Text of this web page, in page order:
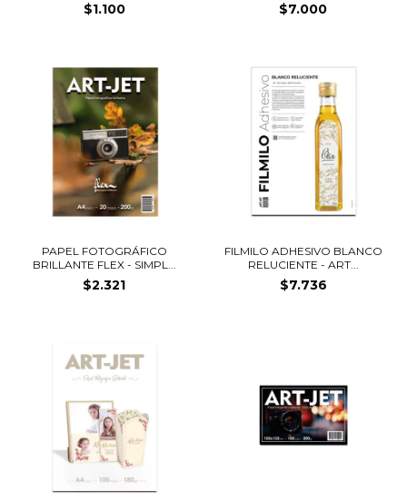
$1.100 $7.000
PAPEL FOTOGRÁFICO
BRILLANTE FLEX - SIMPL...
$2.321
FILMILO ADHESIVO BLANCO
RELUCIENTE - ART...
$7.736